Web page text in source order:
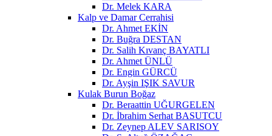
Dr. Melek KARA
Kalp ve Damar Cerrahisi
Dr. Ahmet EKİN
Dr. Buğra DESTAN
Dr. Salih Kıvanç BAYATLI
Dr. Ahmet ÜNLÜ
Dr. Engin GÜRCÜ
Dr. Ayşin IŞIK SAVUR
Kulak Burun Boğaz
Dr. Beraattin UĞURGELEN
Dr. İbrahim Serhat BASUTCU
Dr. Zeynep ALEV SARISOY